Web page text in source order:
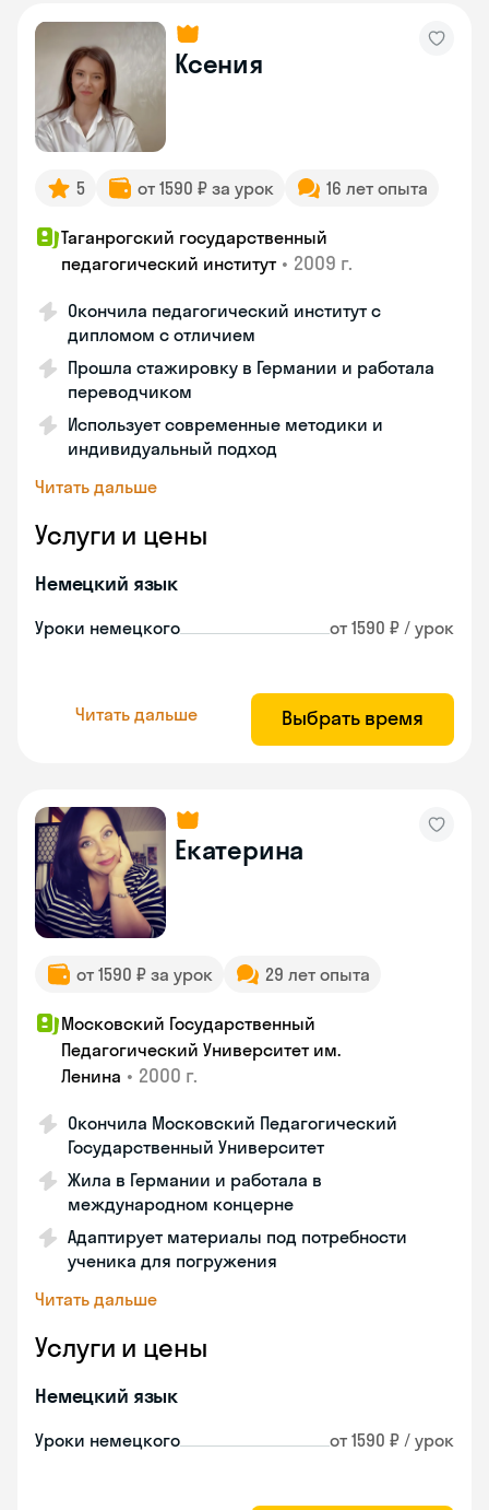
Ксения
5 от 1590 ₽ за урок 16 лет опыта
Таганрогский государственный
педагогический институт • 2009 г.
Окончила педагогический институт с
дипломом с отличием
Прошла стажировку в Германии и работала
переводчиком
Использует современные методики и
индивидуальный подход
Читать дальше
Услуги и цены
Немецкий язык
Уроки немецкого от 1590 ₽ / урок
Читать дальше Выбрать время
Екатерина
от 1590 ₽ за урок 29 лет опыта
Московский Государственный
Педагогический Университет им.
Ленина • 2000 г.
Окончила Московский Педагогический
Государственный Университет
Жила в Германии и работала в
международном концерне
Адаптирует материалы под потребности
ученика для погружения
Читать дальше
Услуги и цены
Немецкий язык
Уроки немецкого от 1590 ₽ / урок